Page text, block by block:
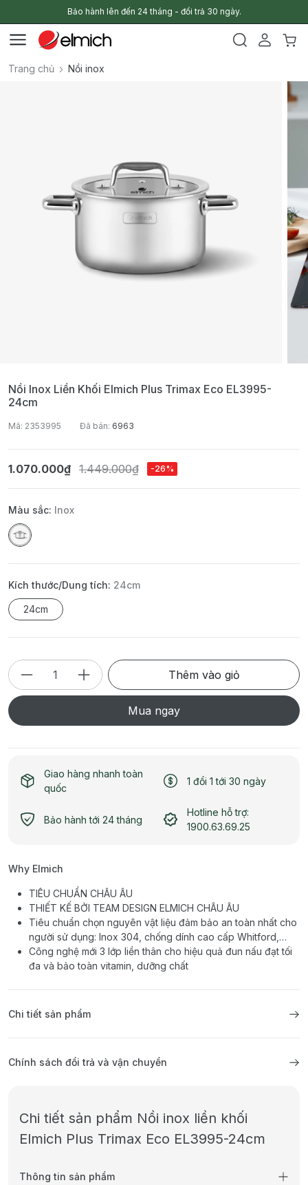
Bảo hành lên đến 24 tháng - đổi trả 30 ngày.
Trang chủ Nồi inox
Nồi Inox Liền Khối Elmich Plus Trimax Eco EL3995-
24cm
Mã: 2353995 Đã bán: 6963
1.070.000₫ 1.449.000₫ -26%
Màu sắc: Inox
Kích thước/Dung tích: 24cm
24cm
Thêm vào giỏ
Mua ngay
Giao hàng nhanh toàn
quốc
1 đổi 1 tới 30 ngày
Bảo hành tới 24 tháng
Hotline hỗ trợ:
1900.63.69.25
Why Elmich
TIÊU CHUẨN CHÂU ÂU
THIẾT KẾ BỞI TEAM DESIGN ELMICH CHÂU ÂU
Tiêu chuẩn chọn nguyên vật liệu đảm bảo an toàn nhất cho
người sử dụng: Inox 304, chống dính cao cấp Whitford,…
Công nghệ mới 3 lớp liền thân cho hiệu quả đun nấu đạt tối
đa và bảo toàn vitamin, dưỡng chất
Chi tiết sản phẩm
Chính sách đổi trả và vận chuyển
Chi tiết sản phẩm Nồi inox liền khối
Elmich Plus Trimax Eco EL3995-24cm
Thông tin sản phẩm